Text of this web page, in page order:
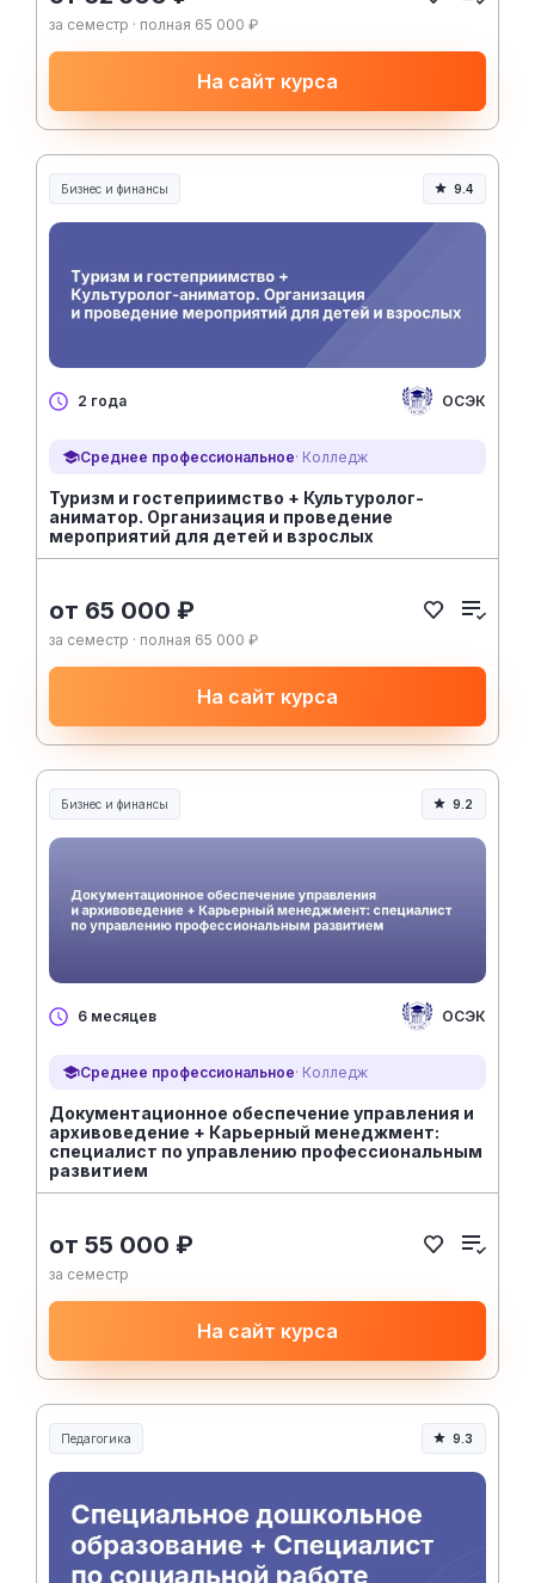
за семестр · полная 65 000 ₽
На сайт курса
Бизнес и финансы 9.4
2 года ОСЭК
Среднее профессиональное· Колледж
Туризм и гостеприимство + Культуролог-
аниматор. Организация и проведение
мероприятий для детей и взрослых
от 65 000 ₽
за семестр · полная 65 000 ₽
На сайт курса
Бизнес и финансы 9.2
6 месяцев ОСЭК
Среднее профессиональное· Колледж
Документационное обеспечение управления и
архивоведение + Карьерный менеджмент:
специалист по управлению профессиональным
развитием
от 55 000 ₽
за семестр
На сайт курса
Педагогика
Образование и педагогика
9.3